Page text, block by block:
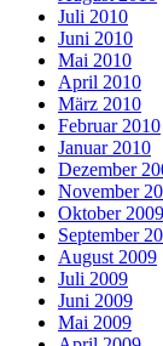
Juli 2010
Juni 2010
Mai 2010
April 2010
März 2010
Februar 2010
Januar 2010
Dezember
November
Oktober 2009
September
August 2009
Juli 2009
Juni 2009
Mai 2009